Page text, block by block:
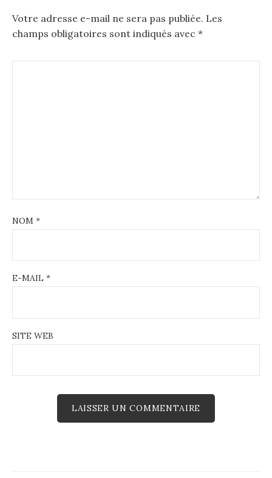
Votre adresse e-mail ne sera pas publiée. Les
champs obligatoires sont indiqués avec *
NOM *
E-MAIL *
SITE WEB